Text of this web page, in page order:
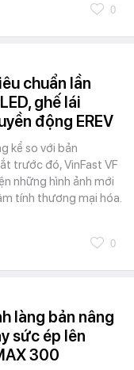
0
chuẩn lần
ghế lái
động EREV
kể so với bản
trước đó, VinFast VF
những hình ảnh mới
tính thương mại hóa.
0
làng bản nâng
sức ép lên
300